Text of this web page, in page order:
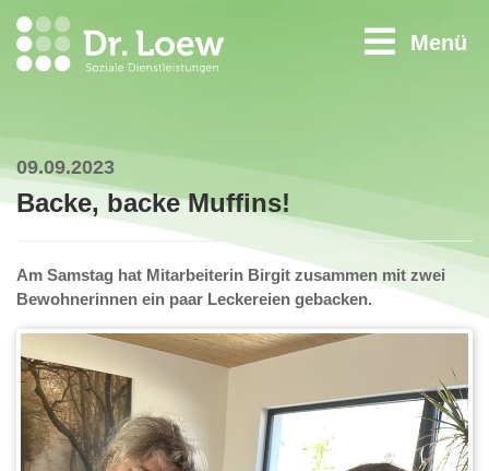
Menü
09.09.2023
Backe, backe Muffins!
Am Samstag hat Mitarbeiterin Birgit zusammen mit zwei
Bewohnerinnen ein paar Leckereien gebacken.